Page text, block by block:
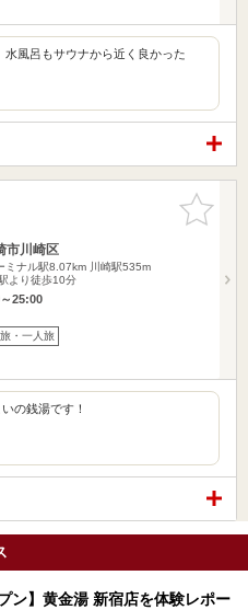
風呂もサウナから近く良かった
お気に入
りに追加
市川崎区
ミナル駅8.07km
川崎駅535m
より徒歩10分
25:00
・一人旅
の銭湯です！
ン】黄金湯 新宿店を体験レポー